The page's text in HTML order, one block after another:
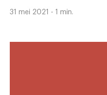
31 mei 2021 - 1 min.